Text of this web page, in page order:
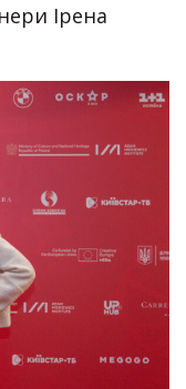
Ірена